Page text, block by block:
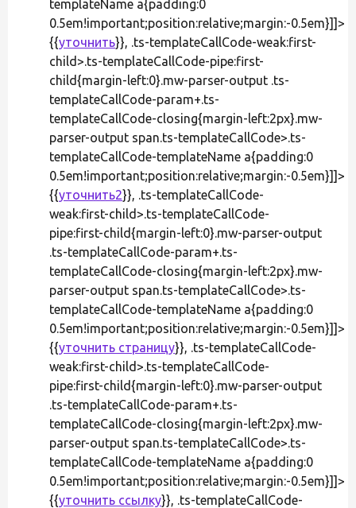
templateName a{padding:0
0.5em!important;position:relative;margin:-0.5em}]]>
{{уточнить}}, .ts-templateCallCode-weak:first-
child>.ts-templateCallCode-pipe:first-
child{margin-left:0}.mw-parser-output .ts-
templateCallCode-param+.ts-
templateCallCode-closing{margin-left:2px}.mw-
parser-output span.ts-templateCallCode>.ts-
templateCallCode-templateName a{padding:0
0.5em!important;position:relative;margin:-0.5em}]]>
{{уточнить2}}, .ts-templateCallCode-
weak:first-child>.ts-templateCallCode-
pipe:first-child{margin-left:0}.mw-parser-output
.ts-templateCallCode-param+.ts-
templateCallCode-closing{margin-left:2px}.mw-
parser-output span.ts-templateCallCode>.ts-
templateCallCode-templateName a{padding:0
0.5em!important;position:relative;margin:-0.5em}]]>
{{уточнить страницу}}, .ts-templateCallCode-
weak:first-child>.ts-templateCallCode-
pipe:first-child{margin-left:0}.mw-parser-output
.ts-templateCallCode-param+.ts-
templateCallCode-closing{margin-left:2px}.mw-
parser-output span.ts-templateCallCode>.ts-
templateCallCode-templateName a{padding:0
0.5em!important;position:relative;margin:-0.5em}]]>
{{уточнить ссылку}}, .ts-templateCallCode-